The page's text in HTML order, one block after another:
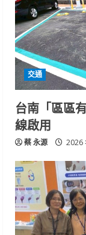
交通
台南「區區
線啟用
蔡 永源 2026